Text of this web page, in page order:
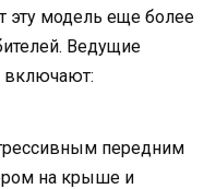
эту модель еще более
Ведущие
включают:
передним
на крыше и